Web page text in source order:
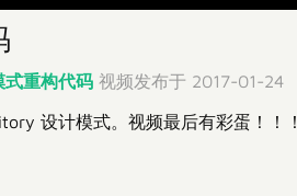
重构代码 视频发布于 2017-01-24
设计模式。视频最后有彩蛋！！！